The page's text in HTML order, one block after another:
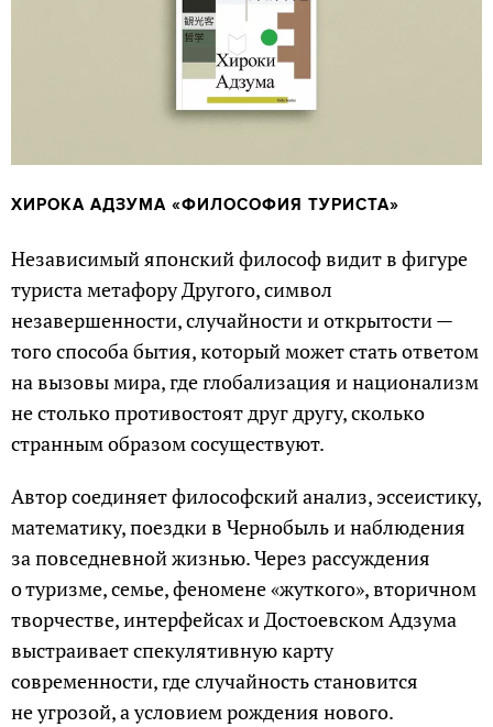
ХИРОКА АДЗУМА «ФИЛОСОФИЯ ТУРИСТА»
Независимый японский философ видит в фигуре
туриста метафору Другого, символ
незавершенности, случайности и открытости —
того способа бытия, который может стать ответом
на вызовы мира, где глобализация и национализм
не столько противостоят друг другу, сколько
странным образом сосуществуют.
Автор соединяет философский анализ, эссеистику,
математику, поездки в Чернобыль и наблюдения
за повседневной жизнью. Через рассуждения
о туризме, семье, феномене «жуткого», вторичном
творчестве, интерфейсах и Достоевском Адзума
выстраивает спекулятивную карту
современности, где случайность становится
не угрозой, а условием рождения нового.